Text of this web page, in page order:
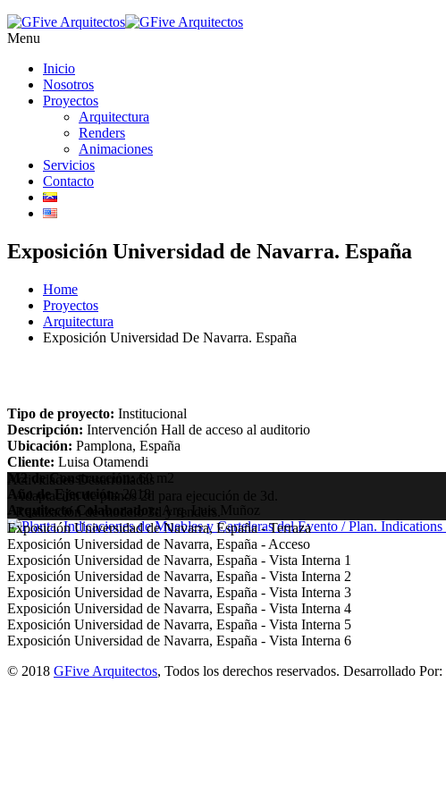
Menu
Inicio
Nosotros
Proyectos
Arquitectura
Renders
Animaciones
Servicios
Contacto
Exposición Universidad de Navarra. España
Home
Proyectos
Arquitectura
Exposición Universidad De Navarra. España
Tipo de proyecto: Institucional
Descripción: Intervención Hall de acceso al auditorio
Ubicación: Pamplona, España
Cliente: Luisa Otamendi
M2 de Construcción:60 m2
Año de Ejecución: 2018
Arquitecto Colaborador:Arq. Luis Muñoz
Actividades Desarrolladas
- Adaptación de planos 2d para ejecución de 3d.
- Realización de modelo 3d y renders.
Exposición Universidad de Navarra, España - Terraza
Exposición Universidad de Navarra, España - Acceso
Exposición Universidad de Navarra, España - Vista Interna 1
Exposición Universidad de Navarra, España - Vista Interna 2
Exposición Universidad de Navarra, España - Vista Interna 3
Exposición Universidad de Navarra, España - Vista Interna 4
Exposición Universidad de Navarra, España - Vista Interna 5
Exposición Universidad de Navarra, España - Vista Interna 6
© 2018 GFive Arquitectos, Todos los derechos reservados. Desarrollado Por: